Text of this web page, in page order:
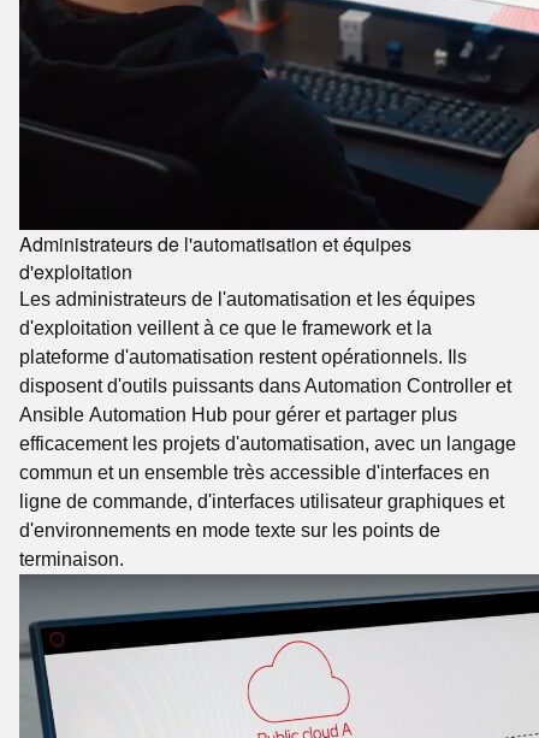
Administrateurs de l'automatisation et équipes
d'exploitation
Les administrateurs de l'automatisation et les équipes
d'exploitation veillent à ce que le framework et la
plateforme d'automatisation restent opérationnels. Ils
disposent d'outils puissants dans Automation Controller et
Ansible Automation Hub pour gérer et partager plus
efficacement les projets d'automatisation, avec un langage
commun et un ensemble très accessible d'interfaces en
ligne de commande, d'interfaces utilisateur graphiques et
d'environnements en mode texte sur les points de
terminaison.